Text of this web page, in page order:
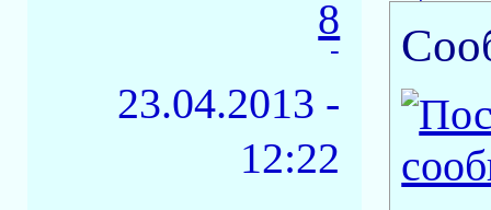
8
-
23.04.2013 -
12:22